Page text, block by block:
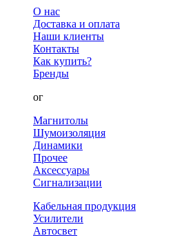
О нас
Доставка и оплата
Наши клиенты
Контакты
Как купить?
Бренды
Каталог
Магнитолы
Шумоизоляция
Динамики
Прочее
Аксессуары
Сигнализации
Кабельная продукция
Усилители
Автосвет